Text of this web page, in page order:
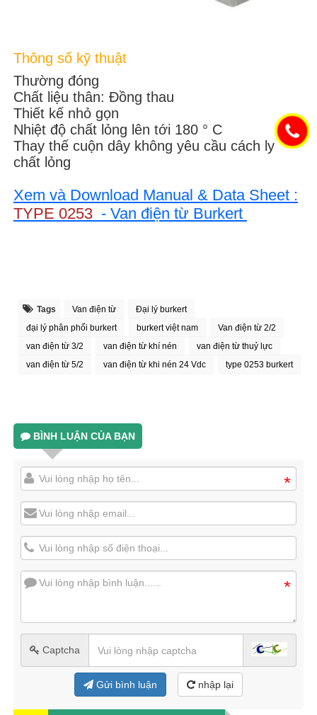
Thông số kỹ thuật
Thường đóng
Chất liệu thân: Đồng thau
Thiết kế nhỏ gọn
Nhiệt độ chất lỏng lên tới 180 ° C
Thay thế cuộn dây không yêu cầu cách ly
chất lỏng
Xem và Download Manual & Data Sheet :
TYPE 0253 - Van điện từ Burkert
Tags Van điện từ
Đại lý burkert
đại lý phân phối burkert
burkert việt nam
Van điện từ 2/2
van điện từ 3/2
van điện từ khí nén
van điện từ thuỷ lực
van điện từ 5/2
van điện từ khi nén 24 Vdc type 0253 burkert
BÌNH LUẬN CỦA BẠN
*
*
Captcha
Gửi bình luận nhập lại